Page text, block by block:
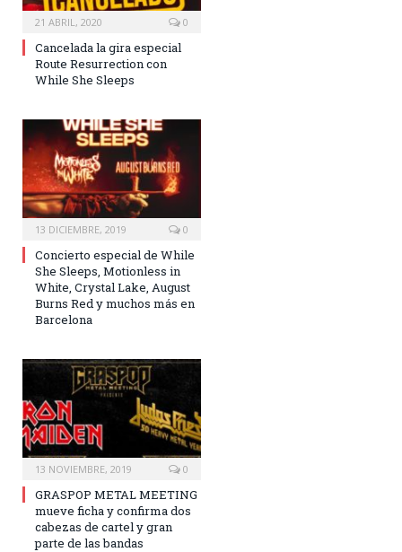
21 ABRIL, 2020 0
Cancelada la gira especial
Route Resurrection con
While She Sleeps
13 DICIEMBRE, 2019 0
Concierto especial de While
She Sleeps, Motionless in
White, Crystal Lake, August
Burns Red y muchos más en
Barcelona
13 NOVIEMBRE, 2019 0
GRASPOP METAL MEETING
mueve ficha y confirma dos
cabezas de cartel y gran
parte de las bandas